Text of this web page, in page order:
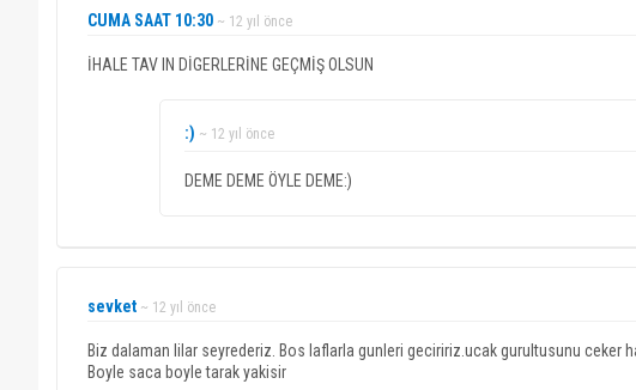
CUMA SAAT 10:30 ~ 12 yıl önce
İHALE TAV IN DİGERLERİNE GEÇMİŞ OLSUN
:) ~ 12 yıl önce
DEME DEME ÖYLE DEME:)
sevket ~ 12 yıl önce
Biz dalaman lilar seyrederiz. Bos laflarla gunleri geciririz.ucak gurultusunu ceker
Boyle saca boyle tarak yakisir